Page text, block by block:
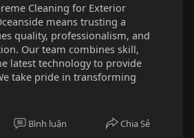
Cleaning for Exterior
means trusting a
quality, professionalism, and
Our team combines skill,
latest technology to provide
take pride in transforming
Bình luận Chia Sẻ